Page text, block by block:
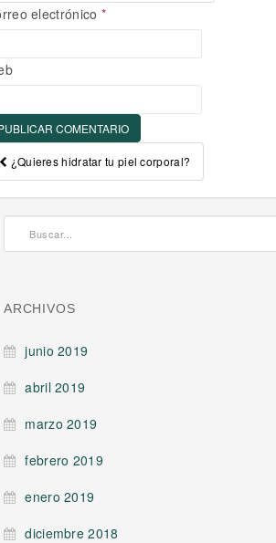
electrónico *
navigation
¿Quieres hidratar tu piel corporal?
ARCHIVOS
junio 2019
abril 2019
marzo 2019
febrero 2019
enero 2019
diciembre 2018